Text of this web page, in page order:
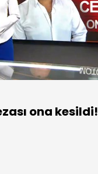
ona kesildi!